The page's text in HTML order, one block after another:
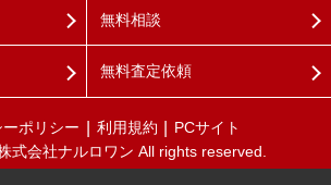
無料相談
無料査定依頼
ポリシー 利用規約
PCサイト
式会社ナルロワン All rights reserved.